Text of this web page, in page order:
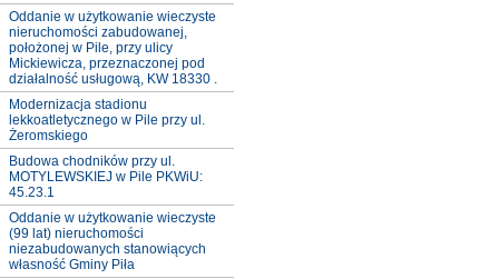
Oddanie w użytkowanie wieczyste
nieruchomości zabudowanej,
położonej w Pile, przy ulicy
Mickiewicza, przeznaczonej pod
działalność usługową, KW 18330 .
Modernizacja stadionu
lekkoatletycznego w Pile przy ul.
Żeromskiego
Budowa chodników przy ul.
MOTYLEWSKIEJ w Pile PKWiU:
45.23.1
Oddanie w użytkowanie wieczyste
(99 lat) nieruchomości
niezabudowanych stanowiących
własność Gminy Piła